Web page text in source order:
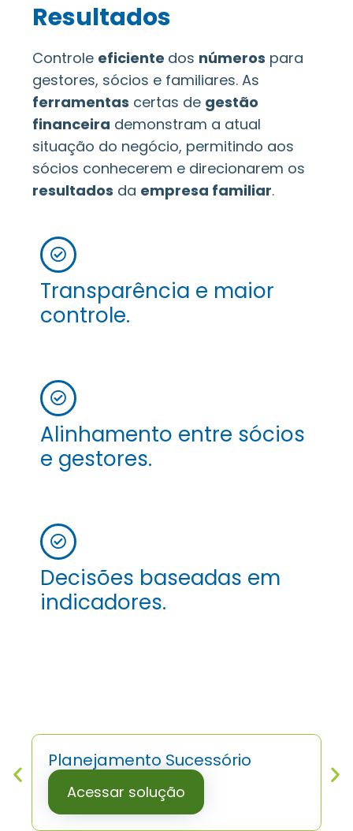
Resultados
Controle eficiente dos números para
gestores, sócios e familiares. As
ferramentas certas de gestão
financeira demonstram a atual
situação do negócio, permitindo aos
sócios conhecerem e direcionarem os
resultados da empresa familiar.
Transparência e maior
controle.
Alinhamento entre sócios
e gestores.
Decisões baseadas em
indicadores.
Planejamento Sucessório
Acessar solução